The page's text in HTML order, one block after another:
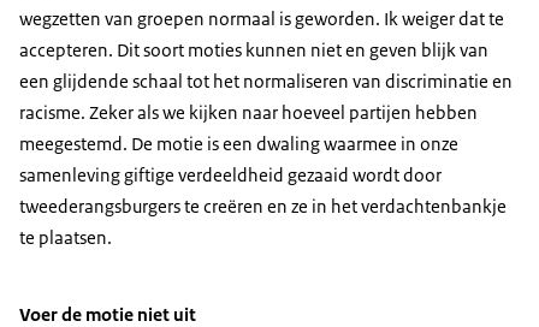
wegzetten van groepen normaal is geworden. Ik weiger dat te
accepteren. Dit soort moties kunnen niet en geven blijk van
een glijdende schaal tot het normaliseren van discriminatie en
racisme. Zeker als we kijken naar hoeveel partijen hebben
meegestemd. De motie is een dwaling waarmee in onze
samenleving giftige verdeeldheid gezaaid wordt door
tweederangsburgers te creëren en ze in het verdachtenbankje
te plaatsen.
Voer de motie niet uit